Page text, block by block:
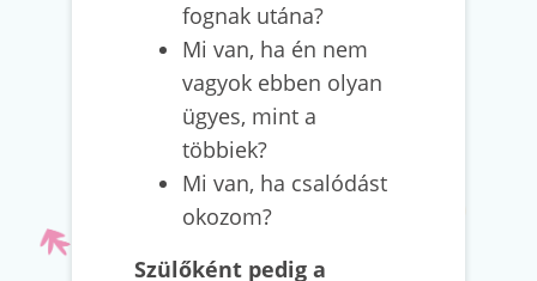
fognak utána?
Mi van, ha én nem
vagyok ebben olyan
ügyes, mint a
többiek?
Mi van, ha csalódást
okozom?
Szülőként pedig a